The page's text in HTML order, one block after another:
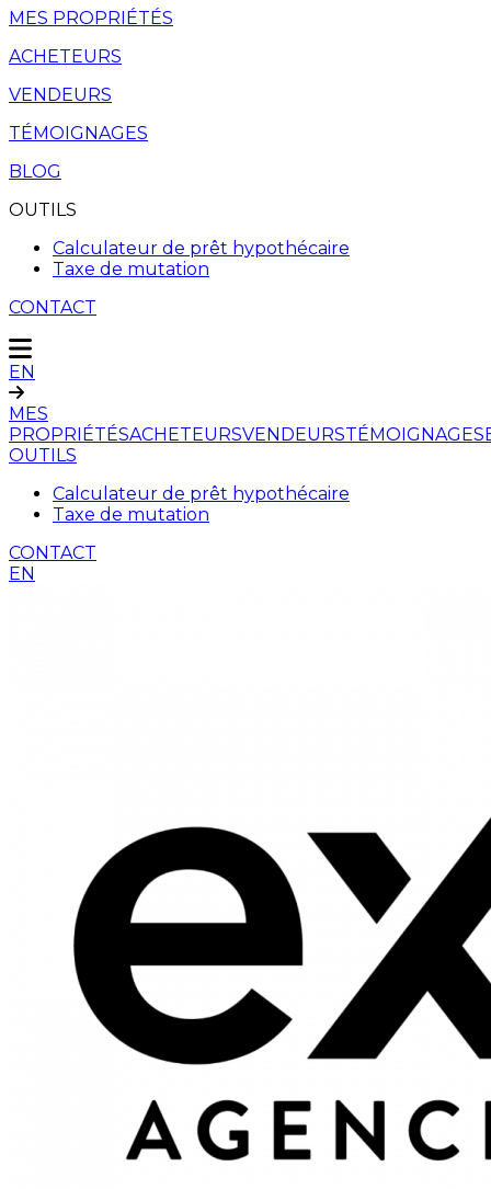
MES PROPRIÉTÉS
ACHETEURS
VENDEURS
TÉMOIGNAGES
BLOG
OUTILS
Calculateur de prêt hypothécaire
Taxe de mutation
CONTACT
EN
MES
PROPRIÉTÉSACHETEURSVENDEURSTÉMOIGNAGES
OUTILS
Calculateur de prêt hypothécaire
Taxe de mutation
CONTACT
EN